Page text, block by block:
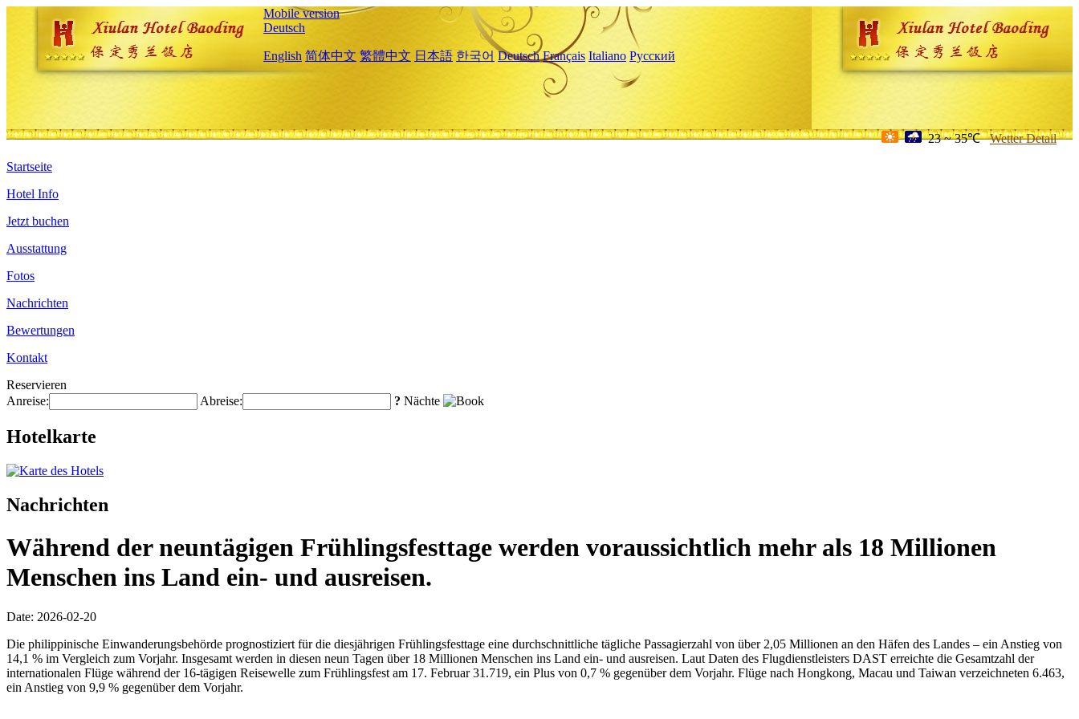
Mobile version
Deutsch
English 简体中文 繁體中文 日本語 한국어 Deutsch Français Italiano Русский
23 ~ 35℃ Wetter Detail
Startseite
Hotel Info
Jetzt buchen
Ausstattung
Fotos
Nachrichten
Bewertungen
Kontakt
Reservieren
Anreise:
Abreise: ? Nächte
Hotelkarte
Nachrichten
Während der neuntägigen Frühlingsfesttage werden voraussichtlich mehr als 18 Millionen
Menschen ins Land ein- und ausreisen.
Date: 2026-02-20
Die philippinische Einwanderungsbehörde prognostiziert für die diesjährigen Frühlingsfesttage eine durchschnittliche tägliche Passagierzahl von über 2,05 Millionen an den Häfen des Landes – ein Anstieg von
14,1 % im Vergleich zum Vorjahr. Insgesamt werden in diesen neun Tagen über 18 Millionen Menschen ins Land ein- und ausreisen. Laut Daten des Flugdienstleisters DAST erreichte die Gesamtzahl der
internationalen Flüge während der 16-tägigen Reisewelle zum Frühlingsfest am 17. Februar 31.719, ein Plus von 0,7 % gegenüber dem Vorjahr. Flüge nach Hongkong, Macau und Taiwan verzeichneten 6.463,
ein Anstieg von 9,9 % gegenüber dem Vorjahr.